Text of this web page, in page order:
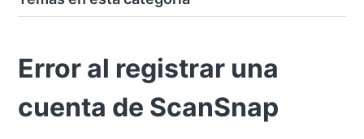
Error al registrar una
cuenta de ScanSnap